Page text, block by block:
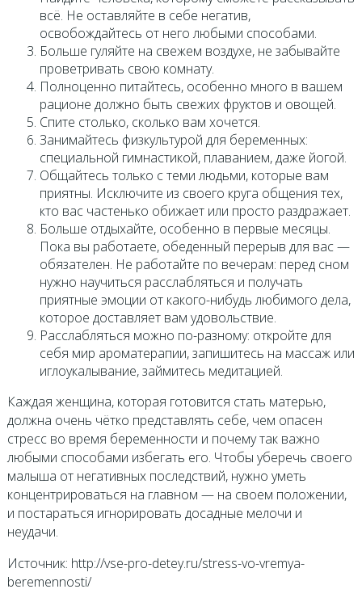
всё. Не оставляйте в себе негатив,
освобождайтесь от него любыми способами.
Больше гуляйте на свежем воздухе, не забывайте
проветривать свою комнату.
Полноценно питайтесь, особенно много в вашем
рационе должно быть свежих фруктов и овощей.
Спите столько, сколько вам хочется.
Занимайтесь физкультурой для беременных:
специальной гимнастикой, плаванием, даже йогой.
Общайтесь только с теми людьми, которые вам
приятны. Исключите из своего круга общения тех,
кто вас частенько обижает или просто раздражает.
Больше отдыхайте, особенно в первые месяцы.
Пока вы работаете, обеденный перерыв для вас —
обязателен. Не работайте по вечерам: перед сном
нужно научиться расслабляться и получать
приятные эмоции от какого-нибудь любимого дела,
которое доставляет вам удовольствие.
Расслабляться можно по-разному: откройте для
себя мир ароматерапии, запишитесь на массаж или
иглоукалывание, займитесь медитацией.
Каждая женщина, которая готовится стать матерью,
должна очень чётко представлять себе, чем опасен
стресс во время беременности и почему так важно
любыми способами избегать его. Чтобы уберечь своего
малыша от негативных последствий, нужно уметь
концентрироваться на главном — на своем положении,
и постараться игнорировать досадные мелочи и
неудачи.
Источник: http://vse-pro-detey.ru/stress-vo-vremya-
beremennosti/